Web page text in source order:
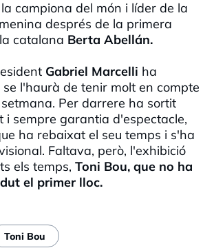
campiona del món i líder de la
després de la primera
catalana Berta Abellán.
Gabriel Marcelli ha
l'haurà de tenir molt en compte
Per darrere ha sortit
i sempre garantia d'espectacle,
ha rebaixat el seu temps i s'ha
Faltava, però, l'exhibició
els temps, Toni Bou, que no ha
el primer lloc.
Toni Bou